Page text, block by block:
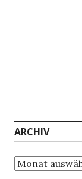
ARCHIV
Archiv